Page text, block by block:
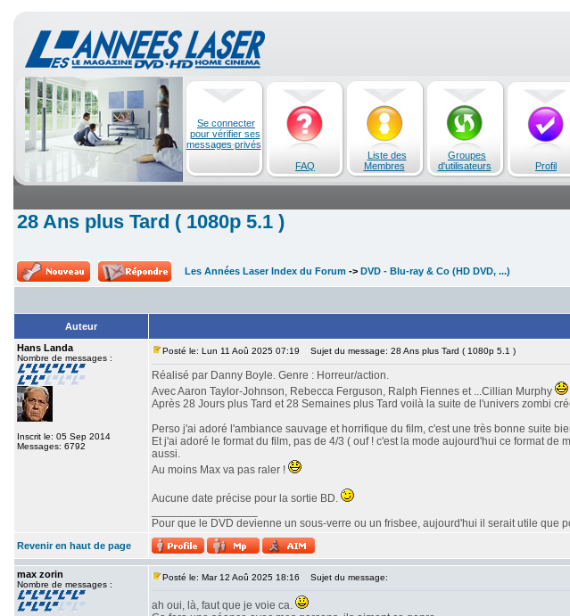
Se connecter
pour vérifier ses
messages privés
FAQ
Liste des
Membres
Groupes
d'utilisateurs
Profil
28 Ans plus Tard ( 1080p 5.1 )
Les Années Laser Index du Forum -> DVD - Blu-ray & Co (HD DVD, ...)
Auteur
Hans Landa
Nombre de messages :
Inscrit le: 05 Sep 2014
Messages: 6792
Posté le: Lun 11 Aoû 2025 07:19 Sujet du message: 28 Ans plus Tard ( 1080p 5.1 )
Réalisé par Danny Boyle. Genre : Horreur/action.
Avec Aaron Taylor-Johnson, Rebecca Ferguson, Ralph Fiennes et ...Cillian Murphy
Après 28 Jours plus Tard et 28 Semaines plus Tard voilà la suite de l'univers zombi
Perso j'ai adoré l'ambiance sauvage et horrifique du film, c'est une très bonne suite
Et j'ai adoré le format du film, pas de 4/3 ( ouf ! c'est la mode aujourd'hui ce format
aussi.
Au moins Max va pas raler !
Aucune date précise pour la sortie BD.
Pour que le DVD devienne un sous-verre ou un frisbee, aujourd'hui il serait utile que
Revenir en haut de page
max zorin
Nombre de messages :
Posté le: Mar 12 Aoû 2025 18:16 Sujet du message:
ah oui, là, faut que je voie ca.